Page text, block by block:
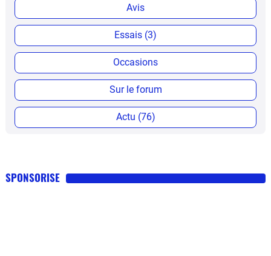
Avis
Essais (3)
Occasions
Sur le forum
Actu (76)
SPONSORISE